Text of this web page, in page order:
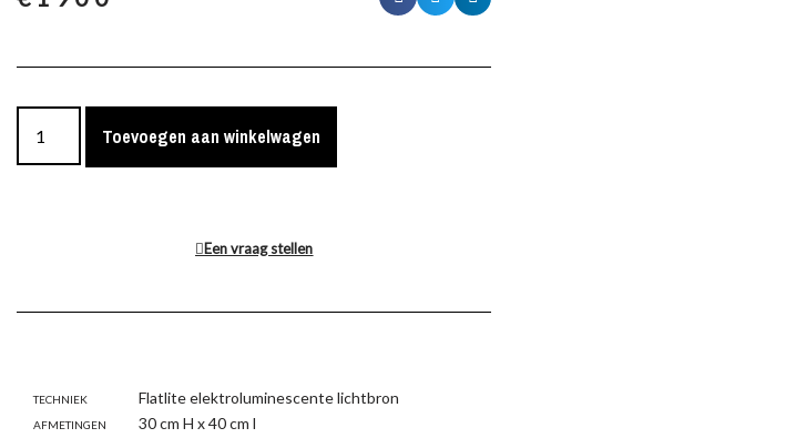
Toevoegen aan winkelwagen
Een vraag stellen
Techniek
Flatlite elektroluminescente lichtbron
Afmetingen
30 cm H x 40 cm l